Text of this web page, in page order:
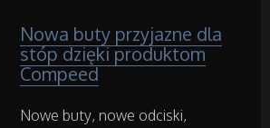
Przemysł Metalowy
Samochody
Nowa buty przyjazne dla
stóp dzięki produktom
Compeed
Nowe buty, nowe odciski,